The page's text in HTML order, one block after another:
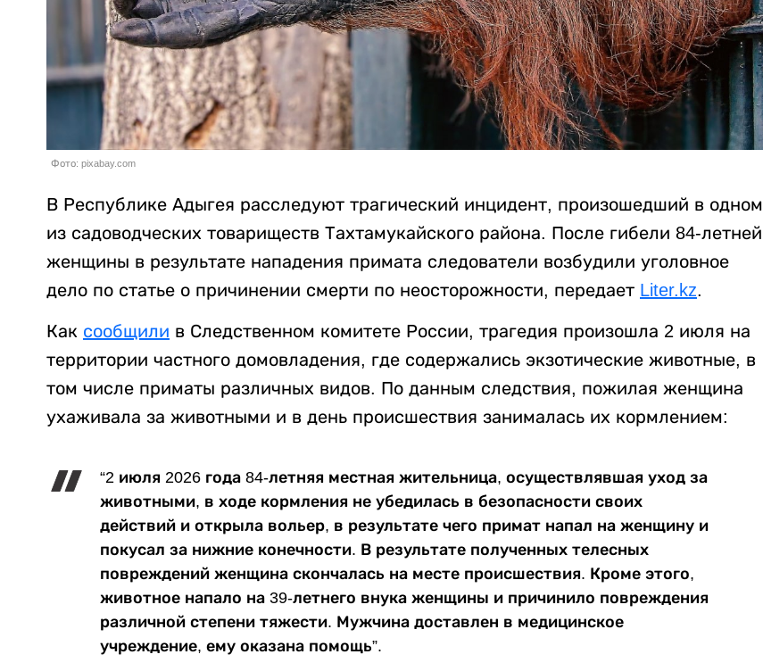
Фото: pixabay.com
В Республике Адыгея расследуют трагический инцидент, произошедший в одном
из садоводческих товариществ Тахтамукайского района. После гибели 84-летней
женщины в результате нападения примата следователи возбудили уголовное
дело по статье о причинении смерти по неосторожности, передает Liter.kz.
Как сообщили в Следственном комитете России, трагедия произошла 2 июля на
территории частного домовладения, где содержались экзотические животные, в
том числе приматы различных видов. По данным следствия, пожилая женщина
ухаживала за животными и в день происшествия занималась их кормлением:
“2 июля 2026 года 84-летняя местная жительница, осуществлявшая уход за
животными, в ходе кормления не убедилась в безопасности своих
действий и открыла вольер, в результате чего примат напал на женщину и
покусал за нижние конечности. В результате полученных телесных
повреждений женщина скончалась на месте происшествия. Кроме этого,
животное напало на 39-летнего внука женщины и причинило повреждения
различной степени тяжести. Мужчина доставлен в медицинское
учреждение, ему оказана помощь”.